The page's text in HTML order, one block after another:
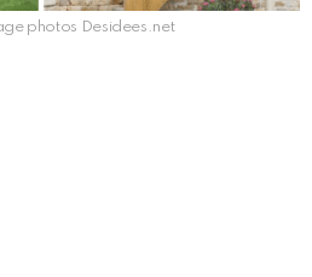
photos Desidees.net